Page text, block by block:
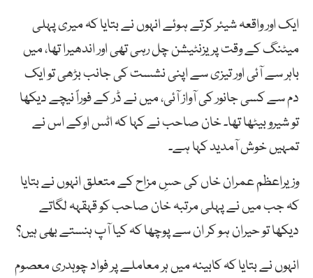
ایک اور واقعہ شیئر کرتے ہوئے انہوں نے بتایا کہ میری پہلی
میٹنگ کے وقت پریزنٹیشن چل رہی تھی اور اندھیرا تھا، میں
باہر سے آئی اور تیزی سے اپنی نشست کی جانب بڑھی تو ایک
دم سے کسی جانور کی آواز آئی، میں نے ڈر کے فوراً نیچے دیکھا
تو شیرو بیٹھا تھا۔ خان صاحب نے کہا کہ اٹس اوکے اس نے
تمہیں خوش آمدید کہا ہے۔
وزیراعظم عمران خاں کی حسِ مزاح کے متعلق انہوں نے بتایا
کہ جب میں نے پہلی مرتبہ خان صاحب کو قہقہہ لگاتے
دیکھا تو حیران ہو کر ان سے پوچھا کہ کیا آپ ہنستے بھی ہیں؟
انہوں نے بتایا کہ کابینہ میں ہر معاملے پر فواد چوہدری معصوم